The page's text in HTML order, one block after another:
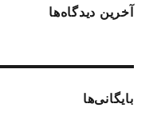
آخرین دیدگاه‌ها
بایگانی‌ها